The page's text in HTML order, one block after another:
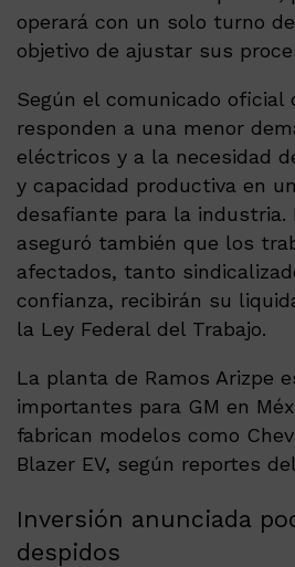
operará con un solo turno
objetivo de ajustar sus
Según el comunicado oficial
responden a una menor
eléctricos y a la necesidad
y capacidad productiva en
desafiante para la industria.
aseguró también que los
afectados, tanto
confianza, recibirán su
la Ley Federal del Trabajo.
La planta de Ramos Arizpe
importantes para GM en
fabrican modelos como
Blazer EV, según reportes
Inversión anunciada
despidos